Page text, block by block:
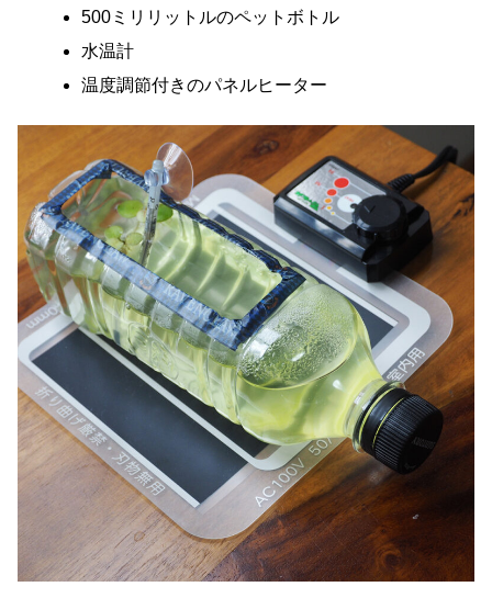
500ミリリットルのペットボトル
水温計
温度調節付きのパネルヒーター